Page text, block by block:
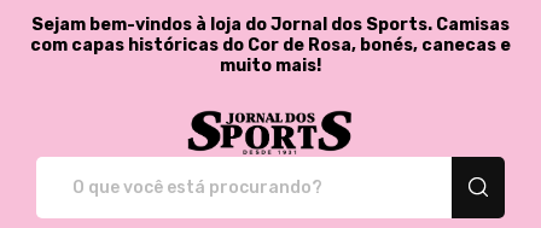
Sejam bem-vindos à loja do Jornal dos Sports. Camisas
com capas históricas do Cor de Rosa, bonés, canecas e
muito mais!